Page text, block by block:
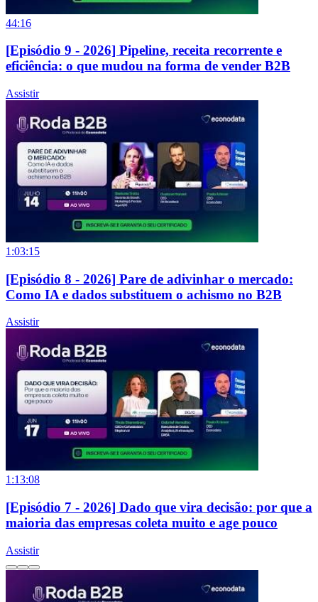
44:16
[Episódio 9 - 2026] Pipeline, receita recorrente e
eficiência: o que mudou na forma de vender B2B
Assistir
1:03:15
[Episódio 8 - 2026] Pare de adivinhar o mercado:
Como IA e dados substituem o achismo no B2B
Assistir
1:13:08
[Episódio 7 - 2026] Dado que vira decisão: por que a
maioria das empresas coleta muito e age pouco
Assistir